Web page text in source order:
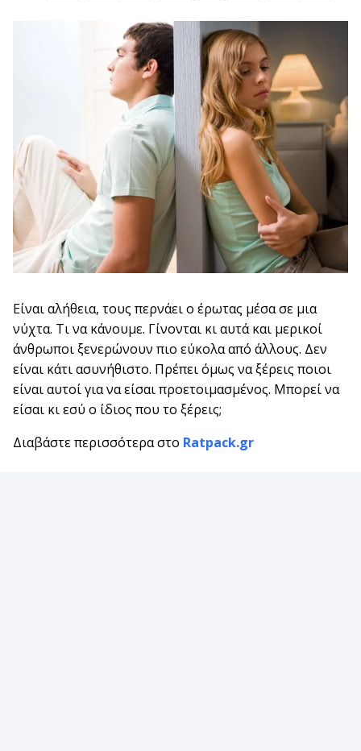
Είναι αλήθεια, τους περνάει ο έρωτας μέσα σε μια
νύχτα. Τι να κάνουμε. Γίνονται κι αυτά και μερικοί
άνθρωποι ξενερώνουν πιο εύκολα από άλλους. Δεν
είναι κάτι ασυνήθιστο. Πρέπει όμως να ξέρεις ποιοι
είναι αυτοί για να είσαι προετοιμασμένος. Μπορεί να
είσαι κι εσύ ο ίδιος που το ξέρεις;
Διαβάστε περισσότερα στο Ratpack.gr